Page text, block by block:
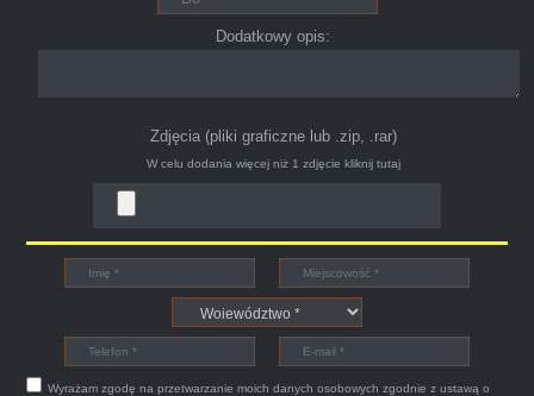
konto na Facebooku .
Witam,ja jestem bardzo zadowolona z usługi S-
Car.pl sprzedałam swoją wysłużoną corsinę
tego samego dnia miły grzeczny pan przyjechał
Dodatkowy opis:
Zdjęcia (pliki graficzne lub .zip, .rar)
W celu dodania więcej niż 1 zdjęcie kliknij tutaj
Wyrażam zgodę na przetwarzanie moich danych osobowych zgodnie z ustawą o